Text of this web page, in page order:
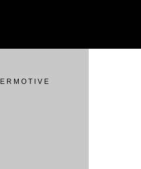
R M O T I V E